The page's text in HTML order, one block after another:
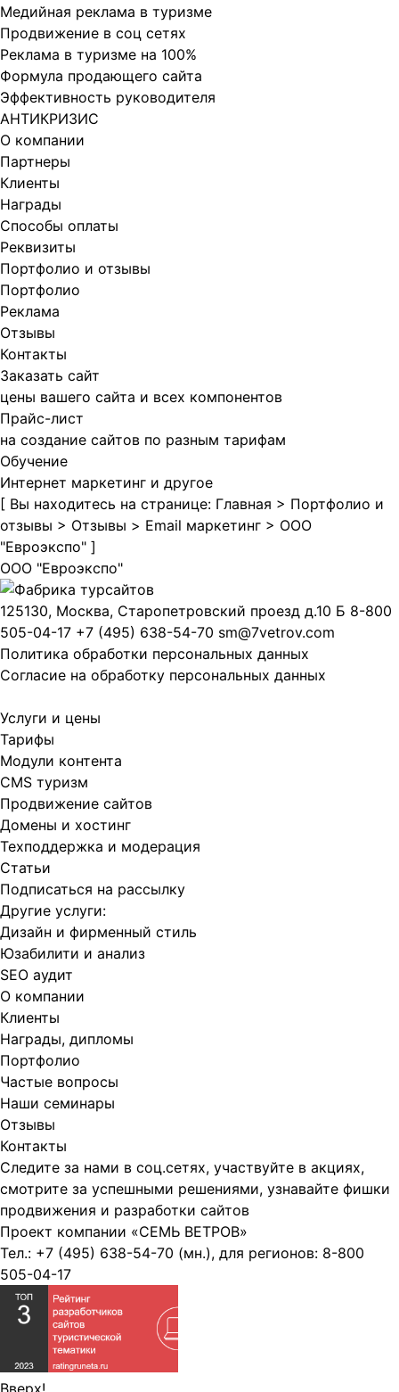
Медийная реклама в туризме
Продвижение в соц сетях
Реклама в туризме на 100%
Формула продающего сайта
Эффективность руководителя
АНТИКРИЗИС
О компании
Партнеры
Клиенты
Награды
Способы оплаты
Реквизиты
Портфолио и отзывы
Портфолио
Реклама
Отзывы
Контакты
Заказать сайт
цены вашего сайта и всех компонентов
Прайс-лист
на создание сайтов по разным тарифам
Обучение
Интернет маркетинг и другое
[ Вы находитесь на странице: Главная > Портфолио и
отзывы > Отзывы > Email маркетинг > ООО
"Евроэкспо" ]
ООО "Евроэкспо"
125130, Москва, Старопетровский проезд д.10 Б 8-800
505-04-17 +7 (495) 638-54-70 sm@7vetrov.com
Политика обработки персональных данных
Согласие на обработку персональных данных
Услуги и цены
Тарифы
Модули контента
CMS туризм
Продвижение сайтов
Домены и хостинг
Техподдержка и модерация
Статьи
Подписаться на рассылку
Другие услуги:
Дизайн и фирменный стиль
Юзабилити и анализ
SEO аудит
О компании
Клиенты
Награды, дипломы
Портфолио
Частые вопросы
Наши семинары
Отзывы
Контакты
Следите за нами в соц.сетях, участвуйте в акциях,
смотрите за успешными решениями, узнавайте фишки
продвижения и разработки сайтов
Проект компании «СЕМЬ ВЕТРОВ»
Тел.: +7 (495) 638-54-70 (мн.), для регионов: 8-800
505-04-17